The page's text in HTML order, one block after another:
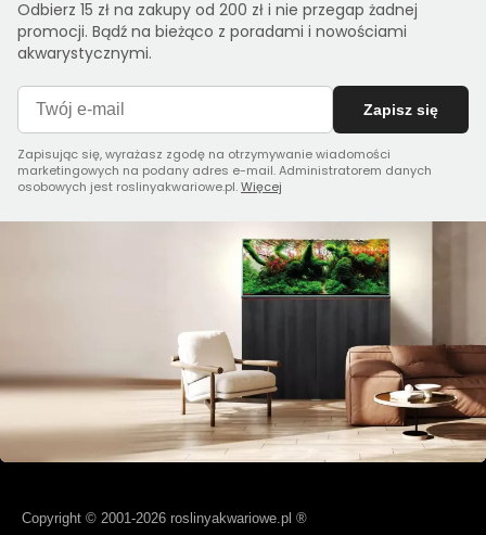
Odbierz 15 zł na zakupy od 200 zł i nie przegap żadnej
promocji. Bądź na bieżąco z poradami i nowościami
akwarystycznymi.
Zapisz się
Zapisując się, wyrażasz zgodę na otrzymywanie wiadomości
marketingowych na podany adres e-mail. Administratorem danych
osobowych jest roslinyakwariowe.pl.Więcej
Copyright © 2001-2026 roslinyakwariowe.pl ®